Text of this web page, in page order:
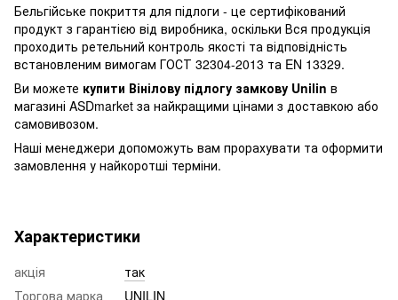
Бельгійське покриття для підлоги - це сертифікований
продукт з гарантією від виробника, оскільки Вся продукція
проходить ретельний контроль якості та відповідність
встановленим вимогам ГОСТ 32304-2013 та EN 13329.
Ви можете купити Вінілову підлогу замкову Unilin в
магазині ASDmarket за найкращими цінами з доставкою або
самовивозом.
Наші менеджери допоможуть вам прорахувати та оформити
замовлення у найкоротші терміни.
Характеристики
акція
так
Торгова марка
UNILIN